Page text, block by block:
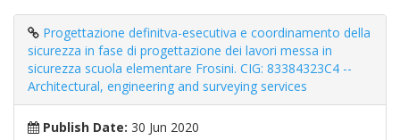
Progettazione definitva-esecutiva e coordinamento della
sicurezza in fase di progettazione dei lavori messa in
sicurezza scuola elementare Frosini. CIG: 83384323C4 --
Architectural, engineering and surveying services
Publish Date: 30 Jun 2020